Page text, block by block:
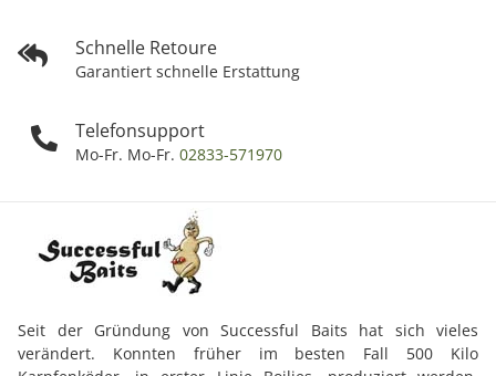
Schnelle Retoure
Garantiert schnelle Erstattung
Telefonsupport
Mo-Fr. Mo-Fr. 02833-571970
Seit der Gründung von Successful Baits hat sich vieles
verändert. Konnten früher im besten Fall 500 Kilo